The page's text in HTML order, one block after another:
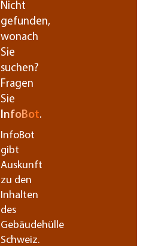
Nicht
gefunden,
wonach
Sie
suchen?
Fragen
Sie
InfoBot.
InfoBot
gibt
Auskunft
zu den
Inhalten
des
Gebäudehülle
Schweiz.